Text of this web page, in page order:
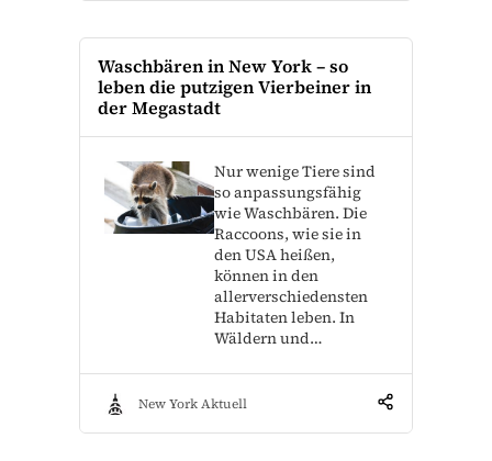
Waschbären in New York – so
leben die putzigen Vierbeiner in
der Megastadt
Nur wenige Tiere sind
so anpassungsfähig
wie Waschbären. Die
Raccoons, wie sie in
den USA heißen,
können in den
allerverschiedensten
Habitaten leben. In
Wäldern und…
New York Aktuell